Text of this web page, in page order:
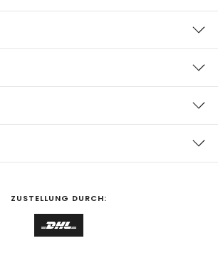
ZUSTELLUNG DURCH: